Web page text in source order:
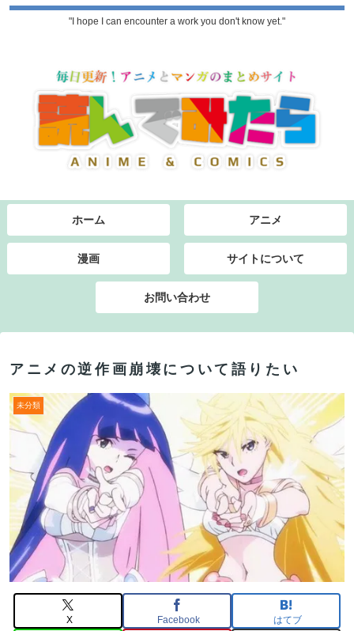
"I hope I can encounter a work you don't know yet."
ホーム アニメ
漫画 サイトについて
お問い合わせ
アニメの逆作画崩壊について語りたい
未分類
X Facebook はてブ